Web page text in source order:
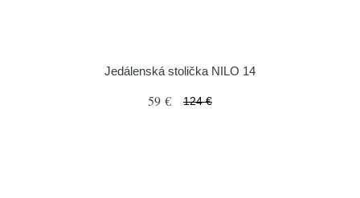
Jedálenská stolička NILO 14
59 € 124 €